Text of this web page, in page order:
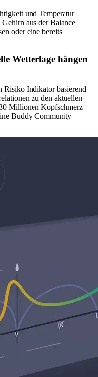
und Temperatur
aus der Balance
oder eine bereits
Wetterlage hängen
Risiko Indikator basierend
zu den aktuellen
Millionen Kopfschmerz
Buddy Community